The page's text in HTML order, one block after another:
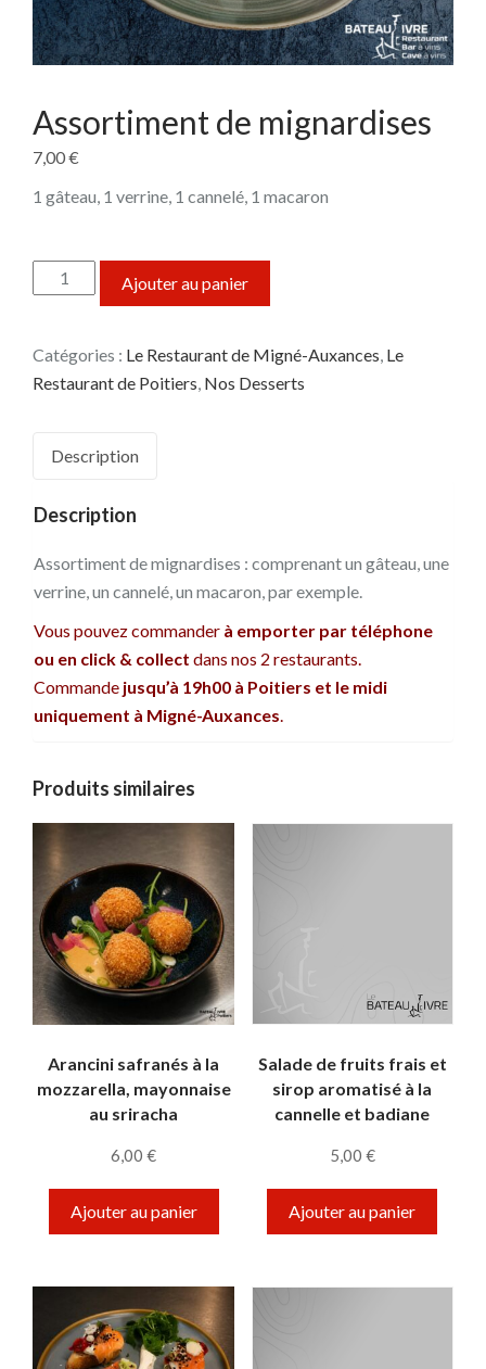
Assortiment de mignardises
7,00€
1 gâteau, 1 verrine, 1 cannelé, 1 macaron
quantité de Assortiment de mignardises
Ajouter au panier
Catégories : Le Restaurant de Migné-Auxances, Le
Restaurant de Poitiers, Nos Desserts
Description
Description
Assortiment de mignardises : comprenant un gâteau, une
verrine, un cannelé, un macaron, par exemple.
Vous pouvez commander à emporter par téléphone
ou en click & collect dans nos 2 restaurants.
Commande jusqu’à 19h00 à Poitiers et le midi
uniquement à Migné-Auxances.
Produits similaires
Arancini safranés à la
mozzarella, mayonnaise
au sriracha
6,00€
Ajouter au panier
Salade de fruits frais et
sirop aromatisé à la
cannelle et badiane
5,00 €
Ajouter au panier